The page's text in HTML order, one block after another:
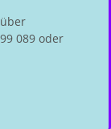
089 oder